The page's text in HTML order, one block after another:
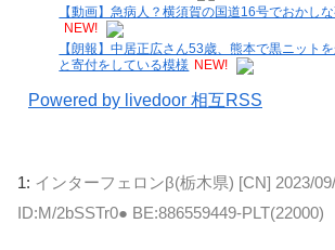
【動画】急病人？横須賀の国道16号でおかし
NEW!
【朗報】中居正広さん53歳、熊本で黒ニット
と寄付をしている模様 NEW!
Powered by livedoor 相互RSS
1: インターフェロンβ(栃木県) [CN] 2023/
ID:M/2bSSTr0● BE:886559449-PLT(22000)